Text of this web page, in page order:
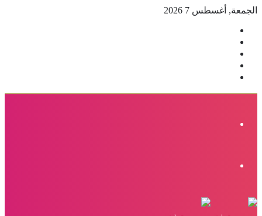
الجمعة, أغسطس 7 2026